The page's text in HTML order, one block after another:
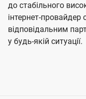
до стабільного
інтернет-
відповідальним
у будь-якій ситуації.